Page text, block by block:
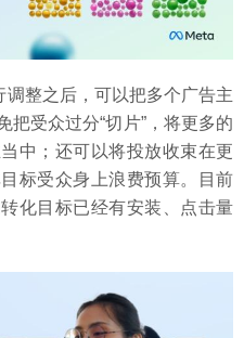
整之后，可以把多个广告主
把受众过分“切片”，将更多的
中；还可以将投放收束在更
标受众身上浪费预算。目前
化目标已经有安装、点击量